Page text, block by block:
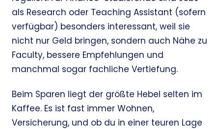
als Research oder Teaching Assistant (sofern
verfügbar) besonders interessant, weil sie
nicht nur Geld bringen, sondern auch Nähe zu
Faculty, bessere Empfehlungen und
manchmal sogar fachliche Vertiefung.
Beim Sparen liegt der größte Hebel selten im
Kaffee. Es ist fast immer Wohnen,
Versicherung, und ob du in einer teuren Lage